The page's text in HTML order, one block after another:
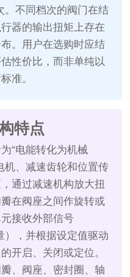
。不同档次的阀门在结
器的输出扭矩上存在
。用户在选购时应结
性价比，而非单纯以
准。
特点
“电能转化为机械
机、减速齿轮和位置传
通过减速机构放大扭
在阀座之间作旋转或
接收外部信号
），并根据设定值驱动
开启、关闭或定位。
、阀座、密封圈、轴